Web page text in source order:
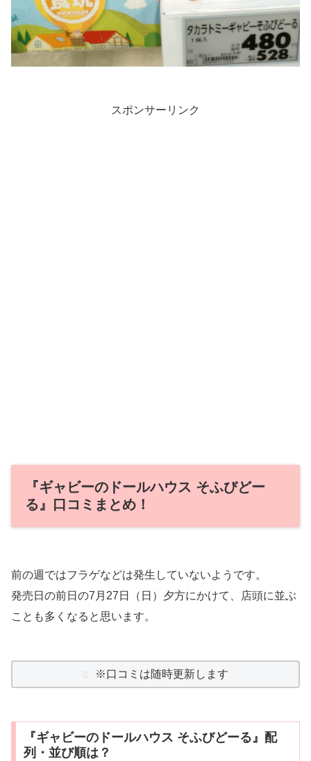
スポンサーリンク
『ギャビーのドールハウス そふびどー
る』口コミまとめ！
前の週ではフラゲなどは発生していないようです。
発売日の前日の7月27日（日）夕方にかけて、店頭に並ぶ
ことも多くなると思います。
※口コミは随時更新します
『ギャビーのドールハウス そふびどーる』配
列・並び順は？